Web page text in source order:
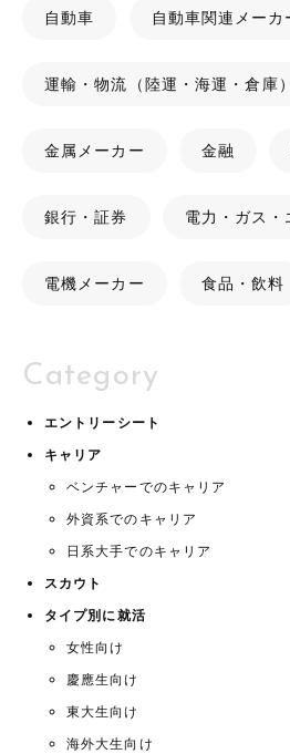
自動車 自動車関連メーカ
運輸・物流（陸運・海運・倉庫）
金属メーカー 金融
銀行・証券 電力・ガス・
電機メーカー 食品・飲料
Category
エントリーシート
キャリア
ベンチャーでのキャリア
外資系でのキャリア
日系大手でのキャリア
スカウト
タイプ別に就活
女性向け
慶應生向け
東大生向け
海外大生向け